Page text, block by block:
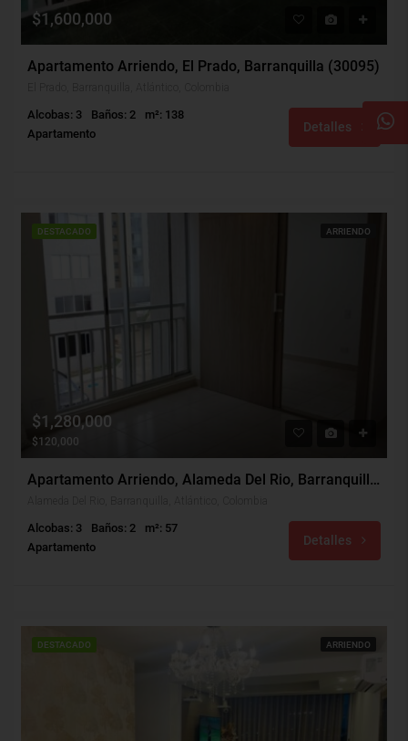
$1,600,000
Apartamento Arriendo, El Prado, Barranquilla (30095)
Alcobas: 3 Baños: 2
m²: 138
Apartamento
Detalles
DESTACADO ARRIENDO
$1,280,000
$120,000
Apartamento Arriendo, Alameda Del Rio, Barranquilla (30092)
Alcobas: 3 Baños: 2
m²: 57
Apartamento
Detalles
DESTACADO ARRIENDO